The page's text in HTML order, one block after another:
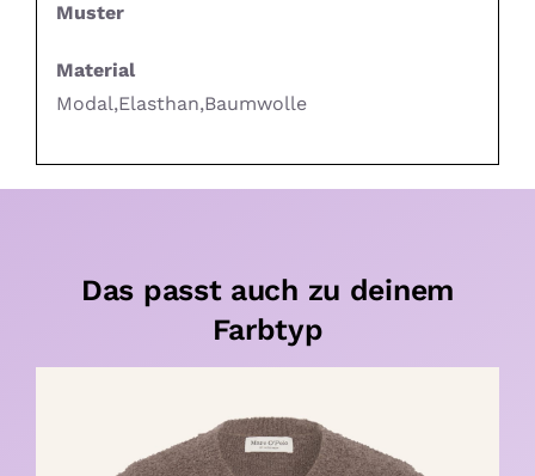
Muster
Material
Modal,Elasthan,Baumwolle
Das passt auch zu deinem
Farbtyp